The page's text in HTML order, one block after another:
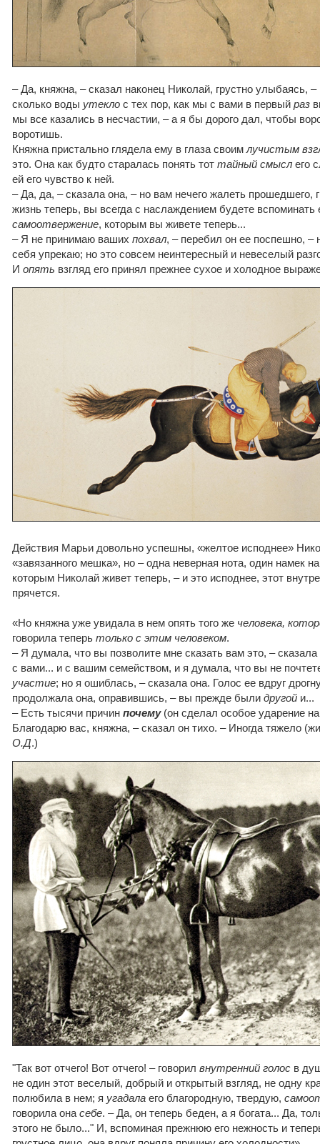
– Да, княжна, – сказал наконец Николай, грустно улыбаясь,
сколько воды утекло с тех пор, как мы с вами в первый раз
мы все казались в несчастии, – а я бы дорого дал, чтобы
воротишь.
Княжна пристально глядела ему в глаза своим лучистым
это. Она как будто старалась понять тот тайный смысл его
ей его чувство к ней.
– Да, да, – сказала она, – но вам нечего жалеть
жизнь теперь, вы всегда с наслаждением будете вспоминать
самоотвержение, которым вы живете теперь...
– Я не принимаю ваших похвал, – перебил он ее поспешно, –
себя упрекаю; но это совсем неинтересный и невеселый
И опять взгляд его принял прежнее сухое и холодное
Действия Марьи довольно успешны, «желтое исподнее»
«завязанного мешка», но – одна неверная нота, один намек
которым Николай живет теперь, – и это исподнее, этот
прячется.
«Но княжна уже увидала в нем опять того же человека,
говорила теперь только с этим человеком.
– Я думала, что вы позволите мне сказать вам это, –
с вами... и с вашим семейством, и я думала, что вы не
участие; но я ошиблась, – сказала она. Голос ее вдруг
продолжала она, оправившись, – вы прежде были другой и...
– Есть тысячи причин почему(он сделал особое ударение
Благодарю вас, княжна, – сказал он тихо. – Иногда тяжело
О.Д.)
"Так вот отчего! Вот отчего! – говорил внутренний голос в
не один этот веселый, добрый и открытый взгляд, не одну
полюбила в нем; я угадала его благородную, твердую,
говорила она себе. – Да, он теперь беден, а я богата... Да,
этого не было..." И, вспоминая прежнюю его нежность и